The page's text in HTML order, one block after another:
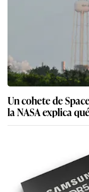
Un cohete de
la NASA explica